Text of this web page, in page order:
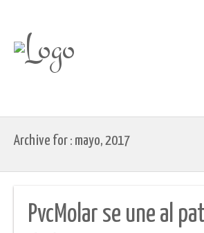
Archive for : mayo, 2017
PvcMolar se une al